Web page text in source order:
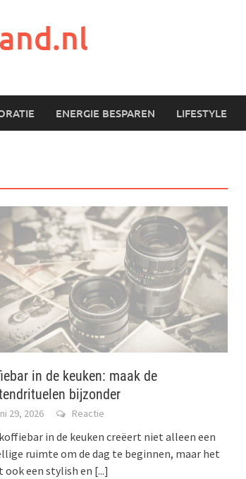
ENERGIE BESPAREN LIFESTYLE
in de keuken: maak de
bijzonder
29, 2026 Reactie
in de keuken creëert niet alleen een
ruimte om de dag te beginnen, maar het
ook een stylish en [...]